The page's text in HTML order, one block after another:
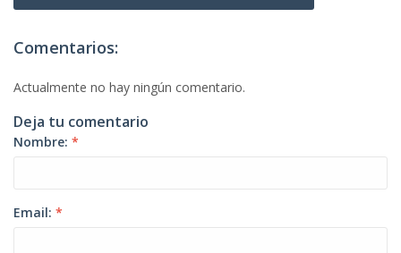
Comentarios:
Actualmente no hay ningún comentario.
Deja tu comentario
Nombre: *
Email: *